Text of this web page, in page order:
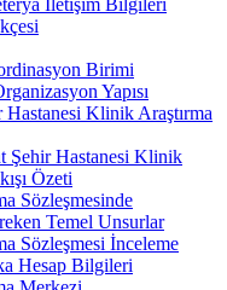
Birimi
Yapısı
Klinik Araştırma
Şehir Hastanesi Klinik
Özeti
Sözleşmesinde
Temel Unsurlar
Sözleşmesi İnceleme
Hesap Bilgileri